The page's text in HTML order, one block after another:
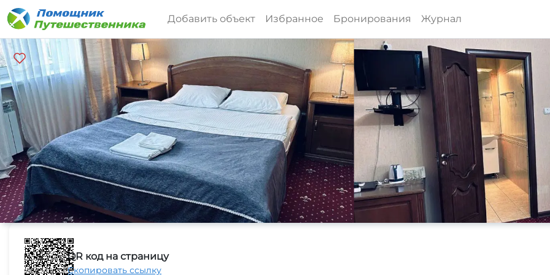
Добавить объект Избранное Бронирования Журнал
QR код на страницу
Скопировать ссылку